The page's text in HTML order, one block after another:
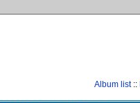
Album list::